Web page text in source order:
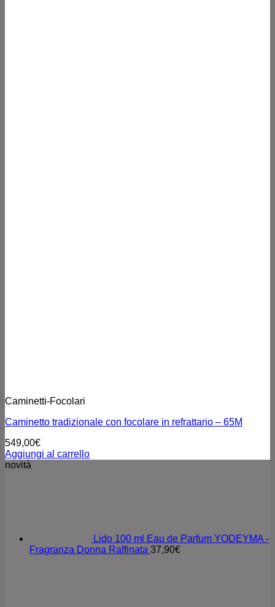
Caminetti-Focolari
Caminetto tradizionale con focolare in refrattario – 65M
549,00€
Aggiungi al carrello
novità
Lido 100 ml Eau de Parfum YODEYMA -
Fragranza Donna Raffinata 37,90€